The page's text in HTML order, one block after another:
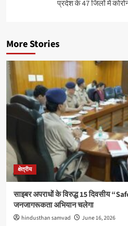
प्रदेश के 47 जिलों में
More Stories
क्षेत्रीय
साइबर अपराधों के विरुद्ध 15 दिवसीय
जनजागरूकता अभियान चलेगा
hindusthan samvad June 16, 2026